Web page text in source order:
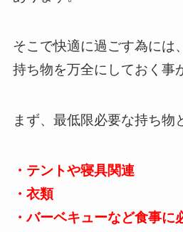
そこで快適に過ごす為には、
持ち物を万全にしておく事
まず、最低限必要な持ち物
・テントや寝具関連
・衣類
・バーベキューなど食事に